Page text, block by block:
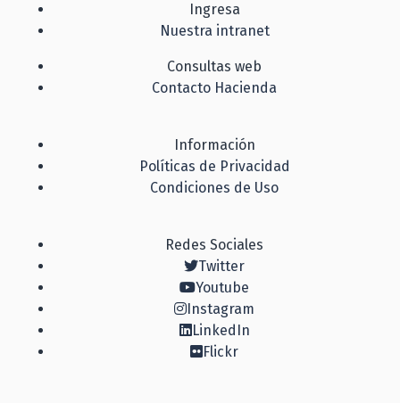
Ingresa
Nuestra intranet
Consultas web
Contacto Hacienda
Información
Políticas de Privacidad
Condiciones de Uso
Redes Sociales
Twitter
Youtube
Instagram
LinkedIn
Flickr